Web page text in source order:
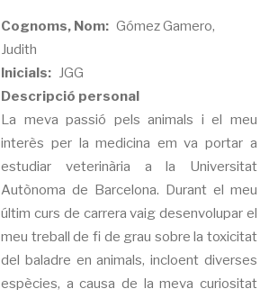
Cognoms, Nom
Gómez Gamero,
Judith
Inicials
JGG
Descripció personal
La meva passió pels animals i el meu
interès per la medicina em va portar a
estudiar veterinària a la Universitat
Autònoma de Barcelona. Durant el meu
últim curs de carrera vaig desenvolupar el
meu treball de fi de grau sobre la toxicitat
del baladre en animals, incloent diverses
espècies, a causa de la meva curiositat